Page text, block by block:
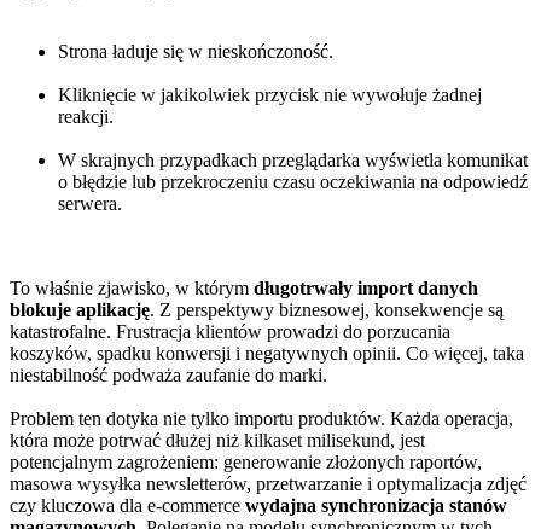
Strona ładuje się w nieskończoność.
Kliknięcie w jakikolwiek przycisk nie wywołuje żadnej
reakcji.
W skrajnych przypadkach przeglądarka wyświetla komunikat
o błędzie lub przekroczeniu czasu oczekiwania na odpowiedź
serwera.
To właśnie zjawisko, w którym długotrwały import danych
blokuje aplikację. Z perspektywy biznesowej, konsekwencje są
katastrofalne. Frustracja klientów prowadzi do porzucania
koszyków, spadku konwersji i negatywnych opinii. Co więcej, taka
niestabilność podważa zaufanie do marki.
Problem ten dotyka nie tylko importu produktów. Każda operacja,
która może potrwać dłużej niż kilkaset milisekund, jest
potencjalnym zagrożeniem: generowanie złożonych raportów,
masowa wysyłka newsletterów, przetwarzanie i optymalizacja zdjęć
czy kluczowa dla e-commerce wydajna synchronizacja stanów